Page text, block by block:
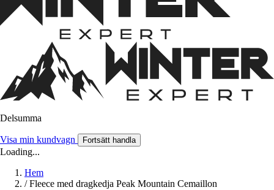
Delsumma
Visa min kundvagn Fortsätt handla
Loading...
Hem
/ Fleece med dragkedja Peak Mountain Cemaillon